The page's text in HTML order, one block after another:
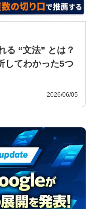
る “文法” とは？
してわかった5つ
2026/06/05